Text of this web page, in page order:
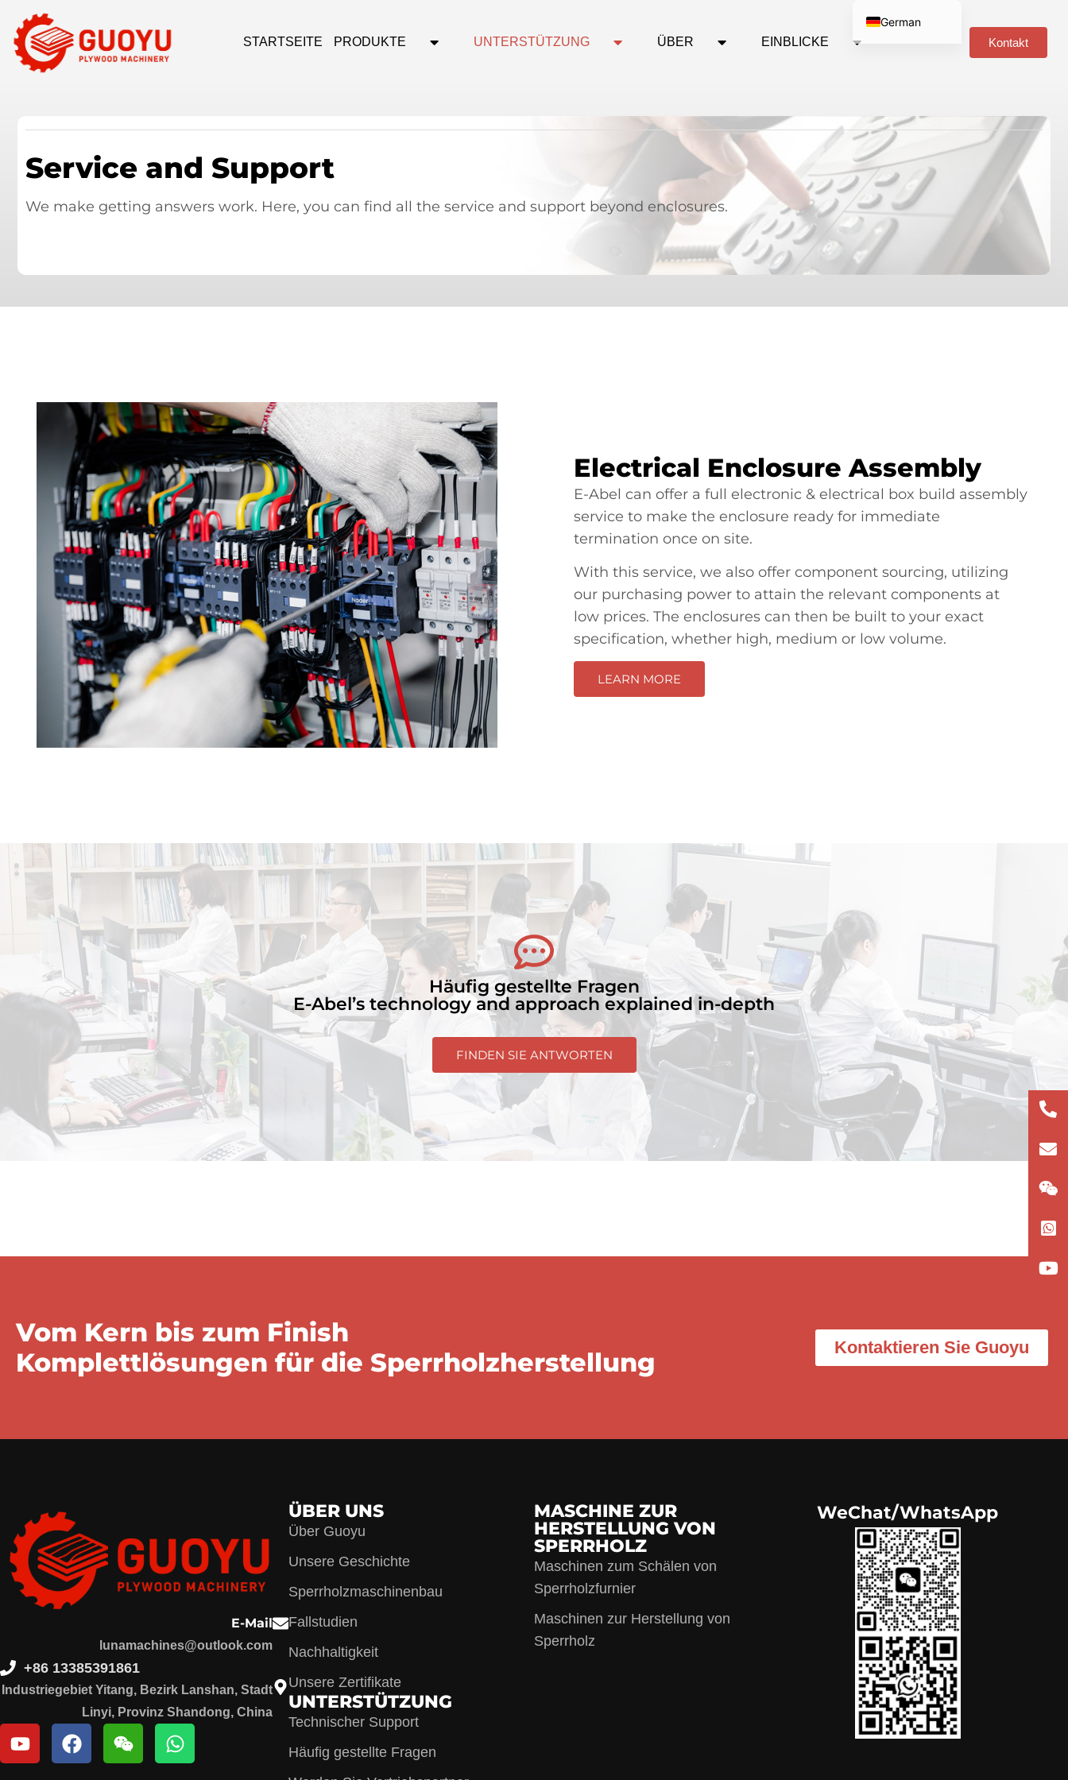
STARTSEITE PRODUKTE UNTERSTÜTZUNG ÜBER EINBLICKE Kontakt
Service and Support
We make getting answers work. Here, you can find all the service and support beyond enclosures.
Electrical Enclosure Assembly
E-Abel can offer a full electronic & electrical box build assembly
service to make the enclosure ready for immediate
termination once on site.
With this service, we also offer component sourcing, utilizing
our purchasing power to attain the relevant components at
low prices. The enclosures can then be built to your exact
specification, whether high, medium or low volume.
LEARN MORE
Häufig gestellte Fragen
E-Abel’s technology and approach explained in-depth
FINDEN SIE ANTWORTEN
Vom Kern bis zum Finish
Komplettlösungen für die Sperrholzherstellung
Kontaktieren Sie Guoyu
E-Mail
lunamachines@outlook.com
+86 13385391861
Industriegebiet Yitang, Bezirk Lanshan, Stadt
Linyi, Provinz Shandong, China
ÜBER UNS
Über Guoyu
Unsere Geschichte
Sperrholzmaschinenbau
Fallstudien
Nachhaltigkeit
Unsere Zertifikate
UNTERSTÜTZUNG
Technischer Support
Häufig gestellte Fragen
MASCHINE ZUR
HERSTELLUNG VON
SPERRHOLZ
Maschinen zum Schälen von
Sperrholzfurnier
Maschinen zur Herstellung von
Sperrholz
WeChat/WhatsApp
+86
German
Arabic
Portuguese